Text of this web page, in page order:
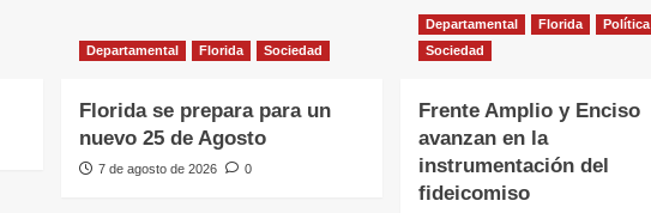
Departamental Florida Sociedad
Florida se prepara para un
nuevo 25 de Agosto
7 de agosto de 2026 0
Departamental Florida
Política
Sociedad
Frente Amplio y Enciso
avanzan en la
instrumentación del
fideicomiso